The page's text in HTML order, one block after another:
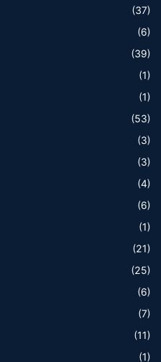
(37)
(6)
(39)
(1)
(1)
(53)
(3)
(3)
(4)
(6)
(1)
(21)
(25)
(6)
(7)
(11)
(1)